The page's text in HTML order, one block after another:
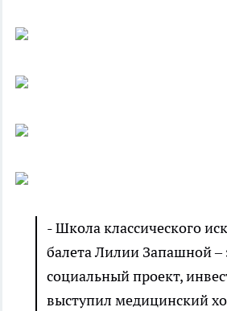
- Школа классического
балета Лилии Запашной –
социальный проект,
выступил медицинский